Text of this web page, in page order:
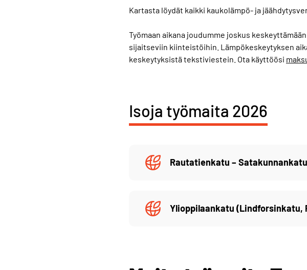
Kartasta löydät kaikki kaukolämpö- ja
Työmaan aikana joudumme joskus
sijaitseviin kiinteistöihin. Lämpökeskeytyksen
keskeytyksistä tekstiviestein. Ota käyttöösi
Isoja työmaita 2026
Rautatienkatu – Satakunnankatu
Ylioppilaankatu (Lindforsinkatu,